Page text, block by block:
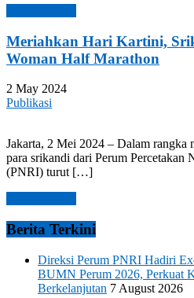
Meriahkan Hari Kartini,
Woman Half Marathon
2 May 2024
Publikasi
Jakarta, 2 Mei 2024 – Dalam rangka
para srikandi dari Perum Percetakan
(PNRI) turut […]
Berita Terkini
Direksi Perum PNRI Hadiri
BUMN Perum 2026, Perkuat
Berkelanjutan 7 August 2026